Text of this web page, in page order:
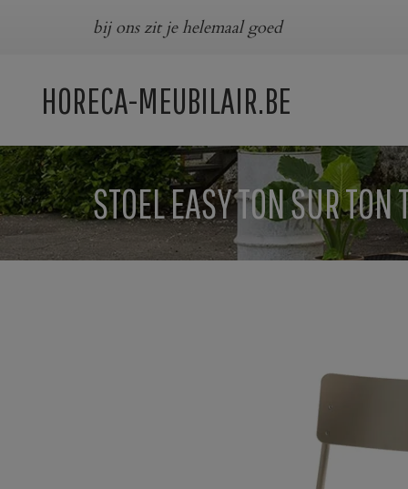
bij ons zit je helemaal goed
HORECA-MEUBILAIR.BE
STOEL EASY TON SUR TON